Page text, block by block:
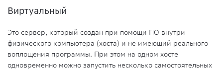
Виртуальный
Это сервер, который создан при помощи ПО внутри
физического компьютера (хоста) и не имеющий реального
воплощения программы. При этом на одном хосте
одновременно можно запустить несколько самостоятельных